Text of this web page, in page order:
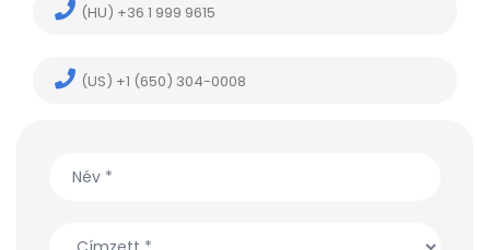
(HU) +36 1 999 9615
(US) +1 (650) 304-0008